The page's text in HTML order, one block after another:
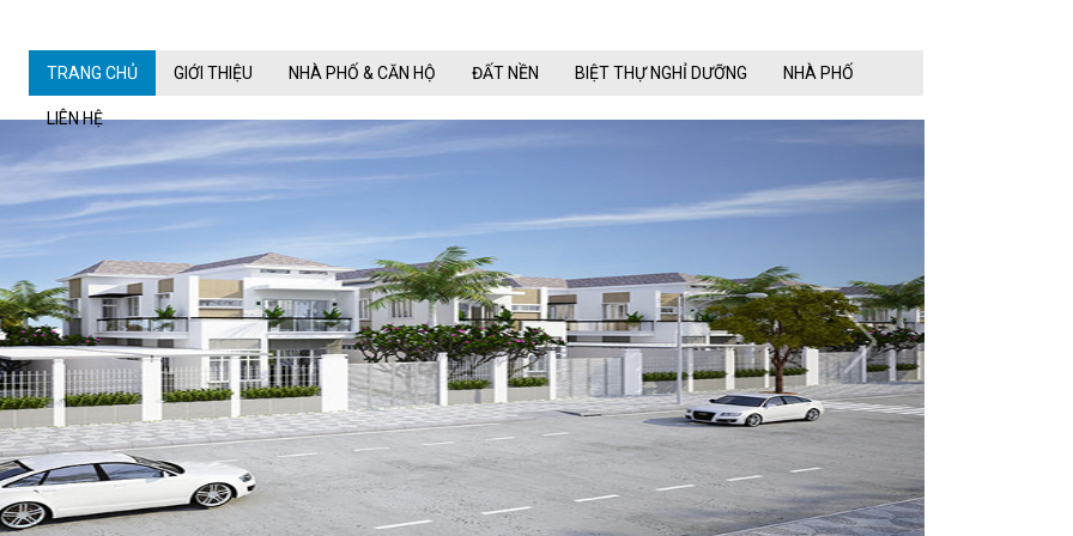
TRANG CHỦ GIỚI THIỆU NHÀ PHỐ & CĂN HỘ ĐẤT NỀN BIỆT THỰ NGHỈ DƯỠNG NHÀ PHỐ
LIÊN HỆ
next